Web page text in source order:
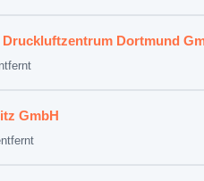
Dortmund
GmbH